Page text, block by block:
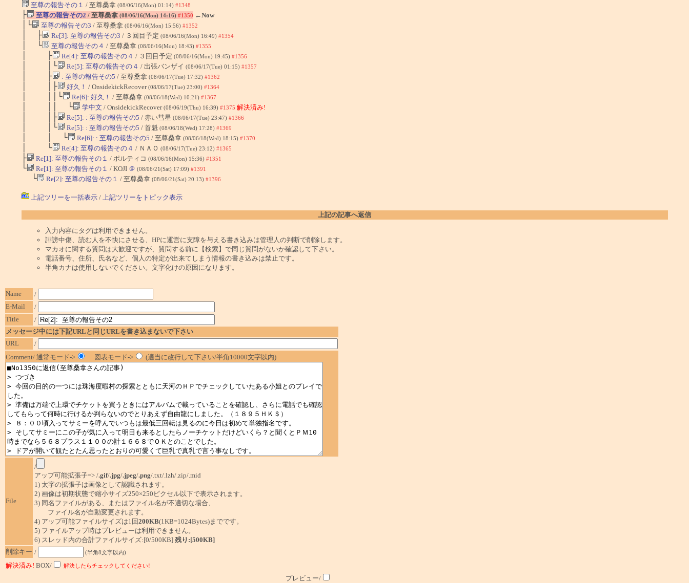
至尊の報告その１ / 至尊桑拿 (08/06/16(Mon) 01:14) #1348
├ 至尊の報告その2 / 至尊桑拿 (08/06/16(Mon) 14:16) #1350 ←Now
│└ 至尊の報告その3 / 至尊桑拿 (08/06/16(Mon) 15:56) #1352
│ ├ Re[3]: 至尊の報告その3 / ３回目予定 (08/06/16(Mon) 16:49) #1354
│ └ 至尊の報告その４ / 至尊桑拿 (08/06/16(Mon) 18:43) #1355
│ ├ Re[4]: 至尊の報告その４ / ３回目予定 (08/06/16(Mon) 19:45) #1356
│ │└ Re[5]: 至尊の報告その４ / 出張バンザイ (08/06/17(Tue) 01:15) #1357
│ ├ : 至尊の報告その5 / 至尊桑拿 (08/06/17(Tue) 17:32) #1362
│ │├ 好久！ / OnsidekickRecover(08/06/17(Tue) 23:00) #1364
│ ││└ Re[6]: 好久！ / 至尊桑拿 (08/06/18(Wed) 10:21) #1367
│ ││ └ 学中文 / OnsidekickRecover(08/06/19(Thu) 16:39) #1375 解決済み!
│ │├ Re[5]: : 至尊の報告その5 / 赤い彗星 (08/06/17(Tue) 23:47) #1366
│ │└ Re[5]: : 至尊の報告その5 / 首魁 (08/06/18(Wed) 17:28) #1369
│ │ └ Re[6]: : 至尊の報告その5 / 至尊桑拿 (08/06/18(Wed) 18:15) #1370
│ └ Re[4]: 至尊の報告その４ / ＮＡＯ (08/06/17(Tue) 23:12) #1365
├ Re[1]: 至尊の報告その１ / ポルティコ (08/06/16(Mon) 15:36) #1351
└ Re[1]: 至尊の報告その１ / KOJI ＠ (08/06/21(Sat) 17:09) #1391
└ Re[2]: 至尊の報告その１ / 至尊桑拿 (08/06/21(Sat) 20:13) #1396
上記ツリーを一括表示/ 上記ツリーをトピック表示
上記の記事へ返信
入力内容にタグは利用できません。
誹謗中傷、読む人を不快にさせる、HPに運営に支障を与える書き込みは管理人の判断で削除します。
マカオに関する質問は大歓迎ですが、質問する前に【検索】で同じ質問がないか確認して下さい。
電話番号、住所、氏名など、個人の特定が出来てしまう情報の書き込みは禁止です。
半角カナは使用しないでください。文字化けの原因になります。
Name
/
E-Mail
/
Title
/
メッセージ中には下記URLと同じURLを書き込まないで下さい
URL
/
Comment/ 通常モード->
図表モード-> (適当に改行して下さい/半角10000文字以内)
File
/
アップ可能拡張子=> /.gif/.jpg/.jpeg/.png/.txt/.lzh/.zip/.mid
1) 太字の拡張子は画像として認識されます。
2) 画像は初期状態で縮小サイズ250×250ピクセル以下で表示されます。
3) 同名ファイルがある、またはファイル名が不適切な場合、
ファイル名が自動変更されます。
4) アップ可能ファイルサイズは1回200KB(1KB=1024Bytes)までです。
5) ファイルアップ時はプレビューは利用できません。
6) スレッド内の合計ファイルサイズ:[0/500KB] 残り:[500KB]
削除キー / (半角8文字以内)
解決済み! BOX/ 解決したらチェックしてください!
プレビュー/